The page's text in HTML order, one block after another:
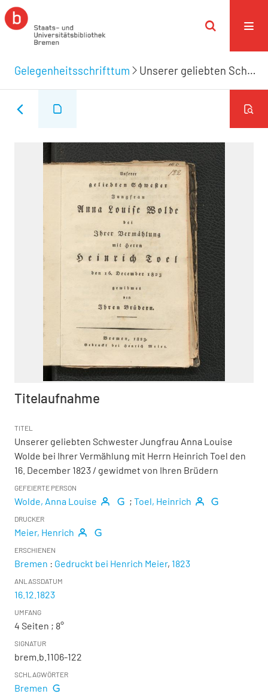
Gelegenheitsschrifttum Unserer geliebten Schwester Jungfrau Anna Louise Wolde bei Ihrer Vermählung mit Herrn Heinrich Toel den 16. December 1823
Titelaufnahme
TITEL
Unserer geliebten Schwester Jungfrau Anna Louise
Wolde bei Ihrer Vermählung mit Herrn Heinrich Toel den
16. December 1823 / gewidmet von Ihren Brüdern
GEFEIERTE PERSON
Wolde, Anna Louise ; Toel, Heinrich
DRUCKER
Meier, Henrich
ERSCHIENEN
Bremen : Gedruckt bei Henrich Meier, 1823
ANLASSDATUM
16.12.1823
UMFANG
4 Seiten ; 8°
SIGNATUR
brem.b.1106-122
SCHLAGWÖRTER
Bremen